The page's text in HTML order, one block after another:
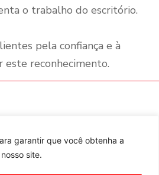
garantir que você obtenha a
site.
o trabalho do escritório.
pela confiança e à
este reconhecimento.
1º Av. Juscelino Kubitschek, 360,
16º andar